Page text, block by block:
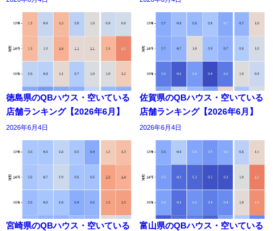
徳島県のQBハウス・空いている
店舗ランキング【2026年6月】
2026年6月4日
佐賀県のQBハウス・空いている
店舗ランキング【2026年6月】
2026年6月4日
宮崎県のQBハウス・空いている
富山県のQBハウス・空いている